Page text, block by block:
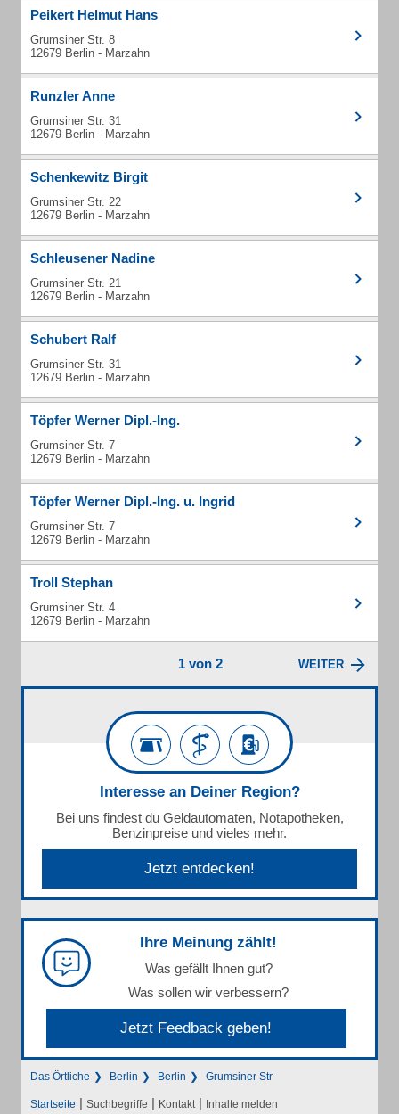
Peikert Helmut Hans
Grumsiner Str. 8
12679 Berlin - Marzahn
Runzler Anne
Grumsiner Str. 31
12679 Berlin - Marzahn
Schenkewitz Birgit
Grumsiner Str. 22
12679 Berlin - Marzahn
Schleusener Nadine
Grumsiner Str. 21
12679 Berlin - Marzahn
Schubert Ralf
Grumsiner Str. 31
12679 Berlin - Marzahn
Töpfer Werner Dipl.-Ing.
Grumsiner Str. 7
12679 Berlin - Marzahn
Töpfer Werner Dipl.-Ing. u. Ingrid
Grumsiner Str. 7
12679 Berlin - Marzahn
Troll Stephan
Grumsiner Str. 4
12679 Berlin - Marzahn
1 von 2 WEITER
Interesse an Deiner Region?
Bei uns findest du Geldautomaten, Notapotheken,
Benzinpreise und vieles mehr.
Jetzt entdecken!
Ihre Meinung zählt!
Was gefällt Ihnen gut?
Was sollen wir verbessern?
Jetzt Feedback geben!
Das Örtliche Berlin Berlin Grumsiner Str
Startseite | Suchbegriffe | Kontakt | Inhalte melden